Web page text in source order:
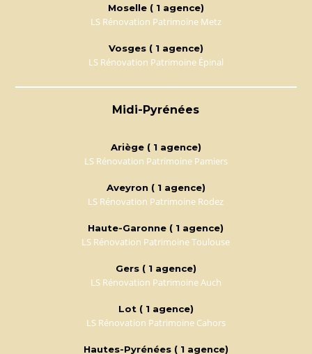
Moselle ( 1 agence)
LS Rénovation Patrimoine Metz
Vosges ( 1 agence)
LS Rénovation Patrimoine Épinal
Midi-Pyrénées
Ariège ( 1 agence)
LS Rénovation Patrimoine Pamiers
Aveyron ( 1 agence)
LS Rénovation Patrimoine Rodez
Haute-Garonne ( 1 agence)
LS Rénovation Patrimoine Toulouse
Gers ( 1 agence)
LS Rénovation Patrimoine Auch
Lot ( 1 agence)
LS Rénovation Patrimoine Cahors
Hautes-Pyrénées ( 1 agence)